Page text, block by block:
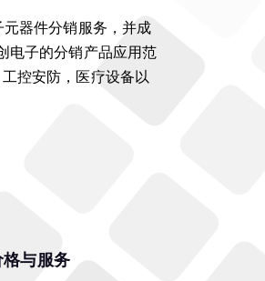
器件分销服务，并成
电子的分销产品应用范
控安防，医疗设备以
与服务